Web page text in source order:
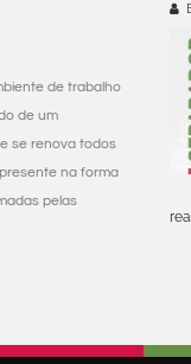
de trabalho
de um
se renova todos
na forma
pelas